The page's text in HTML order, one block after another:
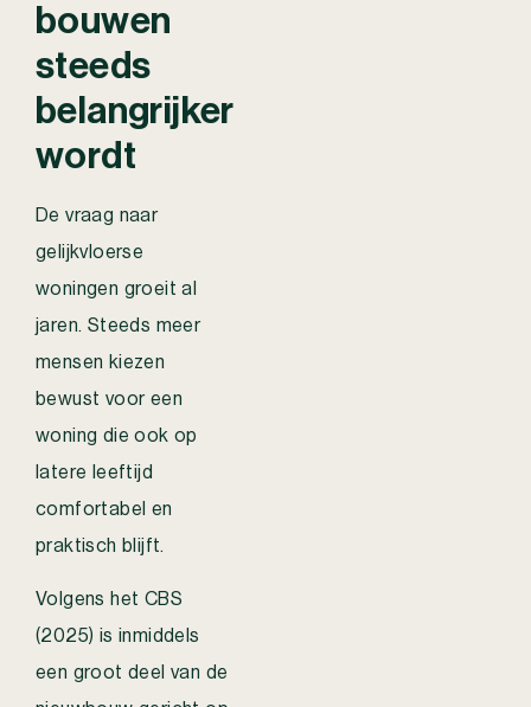
bouwen
steeds
belangrijker
wordt
De vraag naar
gelijkvloerse
woningen groeit al
jaren. Steeds meer
mensen kiezen
bewust voor een
woning die ook op
latere leeftijd
comfortabel en
praktisch blijft.
Volgens het CBS
(2025) is inmiddels
een groot deel van de